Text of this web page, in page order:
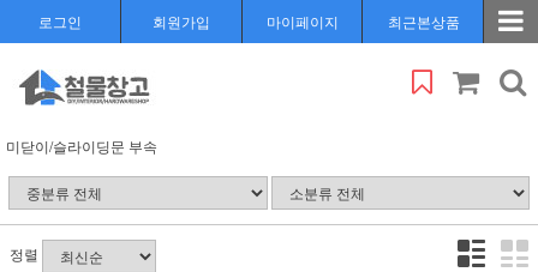
로그인 회원가입 마이페이지 최근본상품
미닫이/슬라이딩문 부속
정렬